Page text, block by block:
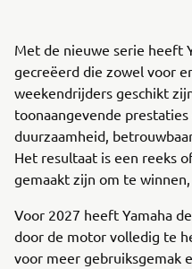
Met de nieuwe serie heeft
gecreëerd die zowel voor
weekendrijders geschikt
toonaangevende
duurzaamheid,
Het resultaat is een reeks
gemaakt zijn om te
Voor 2027 heeft Yamaha
door de motor volledig te
voor meer gebruiksgemak